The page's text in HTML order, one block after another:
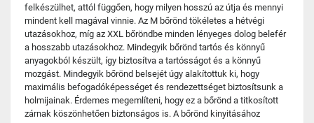
felkészülhet, attól függően, hogy milyen hosszú az útja és mennyi
mindent kell magával vinnie. Az M bőrönd tökéletes a hétvégi
utazásokhoz, míg az XXL bőröndbe minden lényeges dolog belefér
a hosszabb utazásokhoz. Mindegyik bőrönd tartós és könnyű
anyagokból készült, így biztosítva a tartósságot és a könnyű
mozgást. Mindegyik bőrönd belsejét úgy alakítottuk ki, hogy
maximális befogadóképességet és rendezettséget biztosítsunk a
holmijainak. Érdemes megemlíteni, hogy ez a bőrönd a titkosított
zárnak köszönhetően biztonságos is. A bőrönd kinyitásához